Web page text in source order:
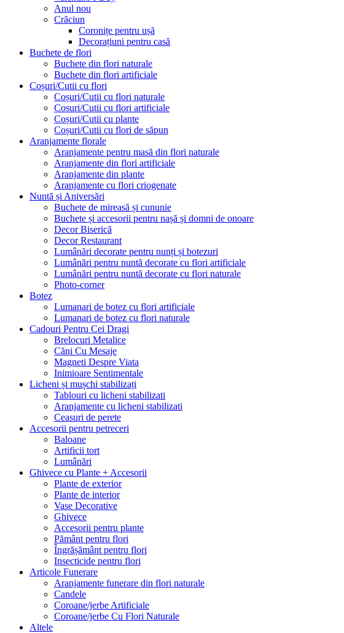
Anul nou
Crăciun
Coronițe pentru ușă
Decorațiuni pentru casă
Buchete de flori
Buchete din flori naturale
Buchete din flori artificiale
Coșuri/Cutii cu flori
Coșuri/Cutii cu flori naturale
Cosuri/Cutii cu flori artificiale
Coșuri/Cutii cu plante
Coșuri/Cutii cu flori de săpun
Aranjamente florale
Aranjamente pentru masă din flori naturale
Aranjamente din flori artificiale
Aranjamente din plante
Aranjamente cu flori criogenate
Nuntă și Aniversări
Buchete de mireasă și cununie
Buchete și accesorii pentru nașă și domni de onoare
Decor Biserică
Decor Restaurant
Lumânări decorate pentru nunți și botezuri
Lumânări pentru nuntă decorate cu flori artificiale
Lumânări pentru nuntă decorate cu flori naturale
Photo-corner
Botez
Lumanari de botez cu flori artificiale
Lumanari de botez cu flori naturale
Cadouri Pentru Cei Dragi
Brelocuri Metalice
Căni Cu Mesaje
Magneti Despre Viata
Inimioare Sentimentale
Licheni și mușchi stabilizați
Tablouri cu licheni stabilizati
Aranjamente cu licheni stabilizati
Ceasuri de perete
Accesorii pentru petreceri
Baloane
Artificii tort
Lumânări
Ghivece cu Plante + Accesorii
Plante de exterior
Plante de interior
Vase Decorative
Ghivece
Accesorii pentru plante
Pământ pentru flori
Îngrășământ pentru flori
Insecticide pentru flori
Articole Funerare
Aranjamente funerare din flori naturale
Candele
Coroane/jerbe Artificiale
Coroane/jerbe Cu Flori Naturale
Altele